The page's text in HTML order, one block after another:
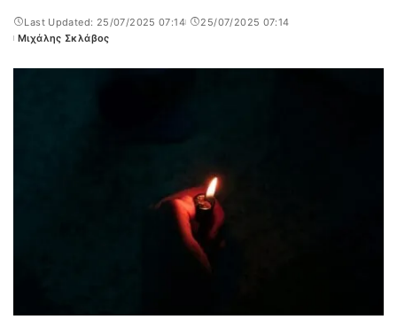
Last Updated: 25/07/2025 07:14
25/07/2025 07:14
Posted
Μιχάλης Σκλάβος